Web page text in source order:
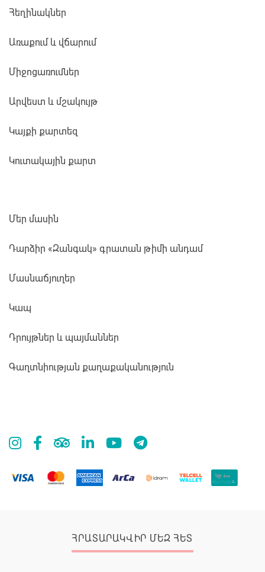
Հեղինակներ
Առաքում և վճարում
Միջոցառումներ
Արվեստ և մշակույթ
Կայքի քարտեզ
Կուտակային քարտ
Մեր մասին
Դարձիր «Զանգակ» գրատան թիմի անդամ
Մասնաճյուղեր
Կապ
Դրույթներ և պայմաններ
Գաղտնիության քաղաքականություն
ՀՐԱՏԱՐԱԿՎԻՐ ՄԵԶ ՀԵՏ